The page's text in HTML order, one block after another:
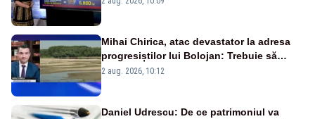
Mihai Chirica, atac devastator la adresa
progresiștilor lui Bolojan: Trebuie să
protejăm și natura, dar nu șținem omaneii
2 aug. 2026, 10:12
Daniel Udrescu: De ce patrimoniul va